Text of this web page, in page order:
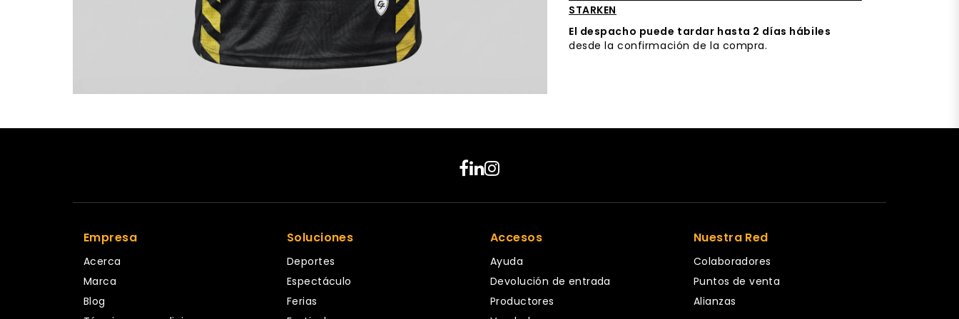
STARKEN
El despacho puede tardar hasta 2 días hábiles
desde la confirmación de la compra.
Empresa
Acerca
Marca
Blog
Soluciones
Deportes
Espectáculo
Ferias
Accesos
Ayuda
Devolución de entrada
Productores
Nuestra Red
Colaboradores
Puntos de venta
Alianzas